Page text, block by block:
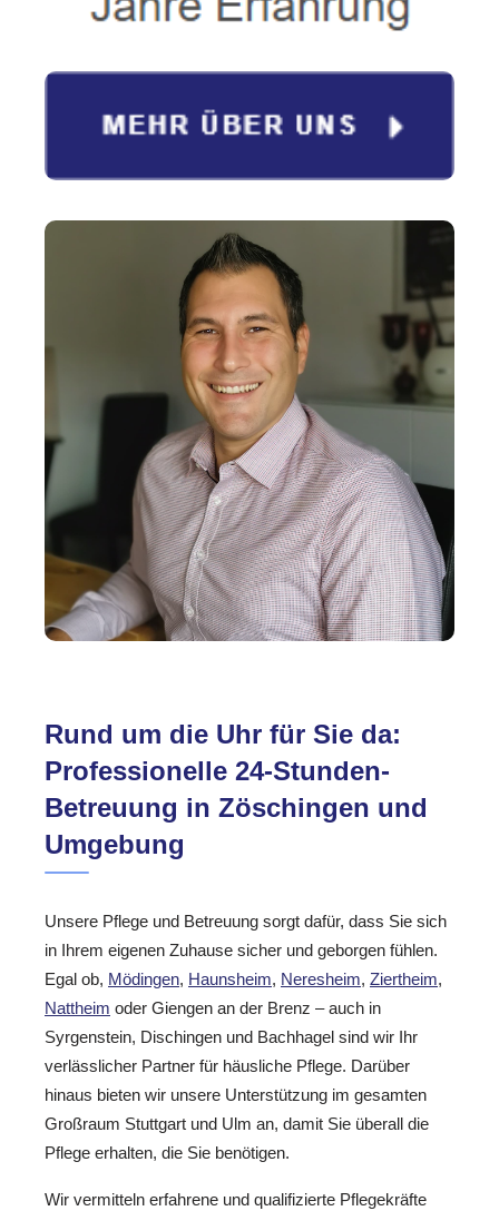
Rund um die Uhr für Sie da:
Professionelle 24-Stunden-
Betreuung in Zöschingen und
Umgebung
Unsere Pflege und Betreuung sorgt dafür, dass Sie sich
in Ihrem eigenen Zuhause sicher und geborgen fühlen.
Egal ob, Mödingen, Haunsheim, Neresheim, Ziertheim,
Nattheim oder Giengen an der Brenz – auch in
Syrgenstein, Dischingen und Bachhagel sind wir Ihr
verlässlicher Partner für häusliche Pflege. Darüber
hinaus bieten wir unsere Unterstützung im gesamten
Großraum Stuttgart und Ulm an, damit Sie überall die
Pflege erhalten, die Sie benötigen.
Wir vermitteln erfahrene und qualifizierte Pflegekräfte